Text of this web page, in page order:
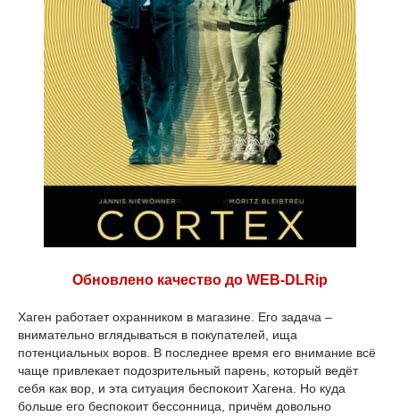
Обновлено качество до WEB-DLRip
Хаген работает охранником в магазине. Его задача –
внимательно вглядываться в покупателей, ища
потенциальных воров. В последнее время его внимание всё
чаще привлекает подозрительный парень, который ведёт
себя как вор, и эта ситуация беспокоит Хагена. Но куда
больше его беспокоит бессонница, причём довольно